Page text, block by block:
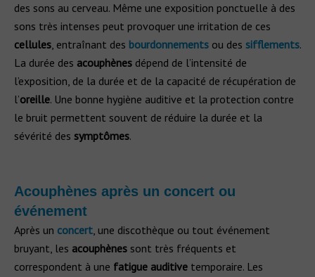
des sons au cerveau. Même une exposition ponctuelle à des
sons très intenses peut provoquer une irritation de ces
cellules, entraînant des bourdonnements ou des sifflements.
La durée des acouphènes dépend de l’intensité de
l’exposition, de la durée et de la capacité de récupération de
l’oreille. Une bonne hygiène auditive et la protection contre
le bruit permettent souvent de réduire la durée et la
sévérité des symptômes.
Acouphènes après un concert ou
événement
Après un concert, une discothèque ou tout événement
bruyant, les acouphènes sont très fréquents et
correspondent à une fatigue auditive temporaire. Les